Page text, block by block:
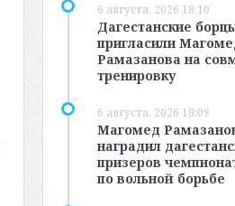
6 августа, 2026 18:10
Дагестанские
пригласили
Рамазанова на
тренировку
6 августа, 2026 18:09
Магомед
наградил
призеров
по вольной борьбе